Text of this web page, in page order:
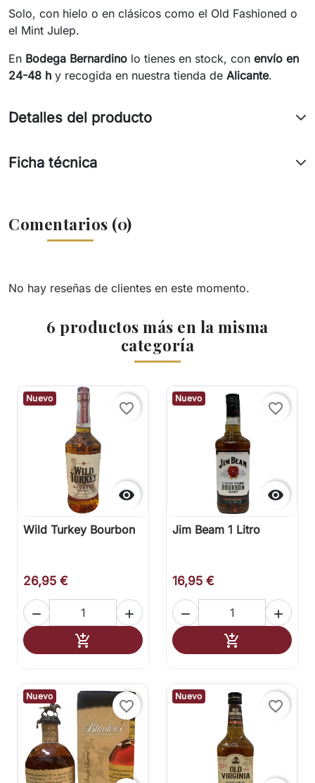
Solo, con hielo o en clásicos como el Old Fashioned o
el Mint Julep.
En Bodega Bernardino lo tienes en stock, con envío en
24-48 h y recogida en nuestra tienda de Alicante.
Detalles del producto
Ficha técnica
Comentarios (0)
No hay reseñas de clientes en este momento.
6 productos más en la misma
categoría
Nuevo

favorite_border
Wild Turkey Bourbon
26,95 €
 
 Añadir al carrito
Nuevo

favorite_border
Jim Beam 1 Litro
16,95 €
 
 Añadir al
Nuevo
favorite_border
Nuevo
favorite_border